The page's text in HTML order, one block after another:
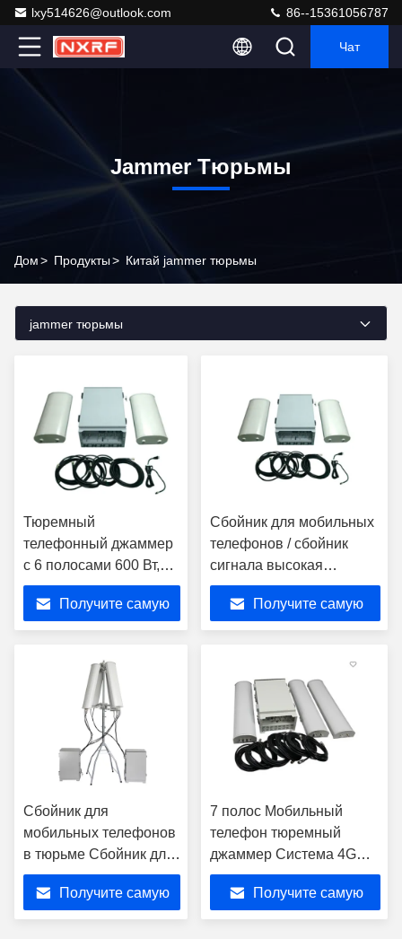
lxy514626@outlook.com 86--15361056787
Чат
Jammer Тюрьмы
Дом> Продукты> Китай jammer тюрьмы
jammer тюрьмы
Тюремный
телефонный джаммер
с 6 полосами 600 Вт,
100 Вт каждая полоса,
сигнальный джаммер
тюремный джаммер
Получите самую
Сбойник для мобильных
телефонов / сбойник
сигнала высокая
мощность 220W-400W с
внешними антеннами
Получите самую
Сбойник для
мобильных телефонов
в тюрьме Сбойник для
сигнала для
мобильных телефонов
Сбойник 200 Вт с
Получите самую
7 полос Мобильный
телефон тюремный
джаммер Система 4G
водонепроницаемая
наружнаяПолучите самую